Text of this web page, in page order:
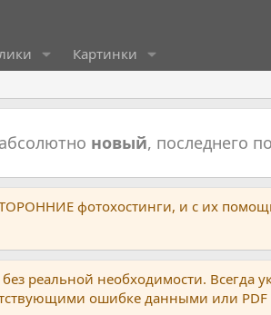
Картинки
новый, последнего
фотохостинги, и с их
реальной необходимости.
ошибке данными или